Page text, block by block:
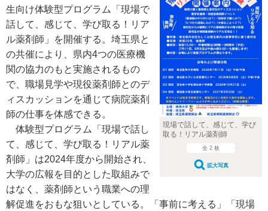
現場で話して、感じて、学び
取る！リアル薬剤師
全 2 枚
拡大写真
生向け体験型プログラム「現場で
話して、感じて、学び取る！リア
ル薬剤師」を開催する。埼玉県と
の共催により、県内4つの医療機
関の協力のもと実施されるもの
で、職場見学や現役薬剤師とのデ
ィスカッションを通じて病院薬剤
師の仕事を体感できる。
体験型プログラム「現場で話し
て、感じて、学び取る！リアル薬
剤師」は2024年度から開始され、
大学の広報を目的とした取組みで
はなく、薬剤師という職業への理
解促進をおもな狙いとしている。「事前に考える」「現場